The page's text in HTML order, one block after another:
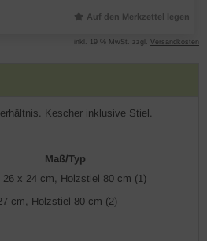
Auf den Merkzettel legen
inkl. 19 % MwSt. zzgl. Versandkosten
Kescher inklusive Stiel.
Maß/Typ
26 x 24 cm, Holzstiel 80 cm (1)
cm, Holzstiel 80 cm (2)